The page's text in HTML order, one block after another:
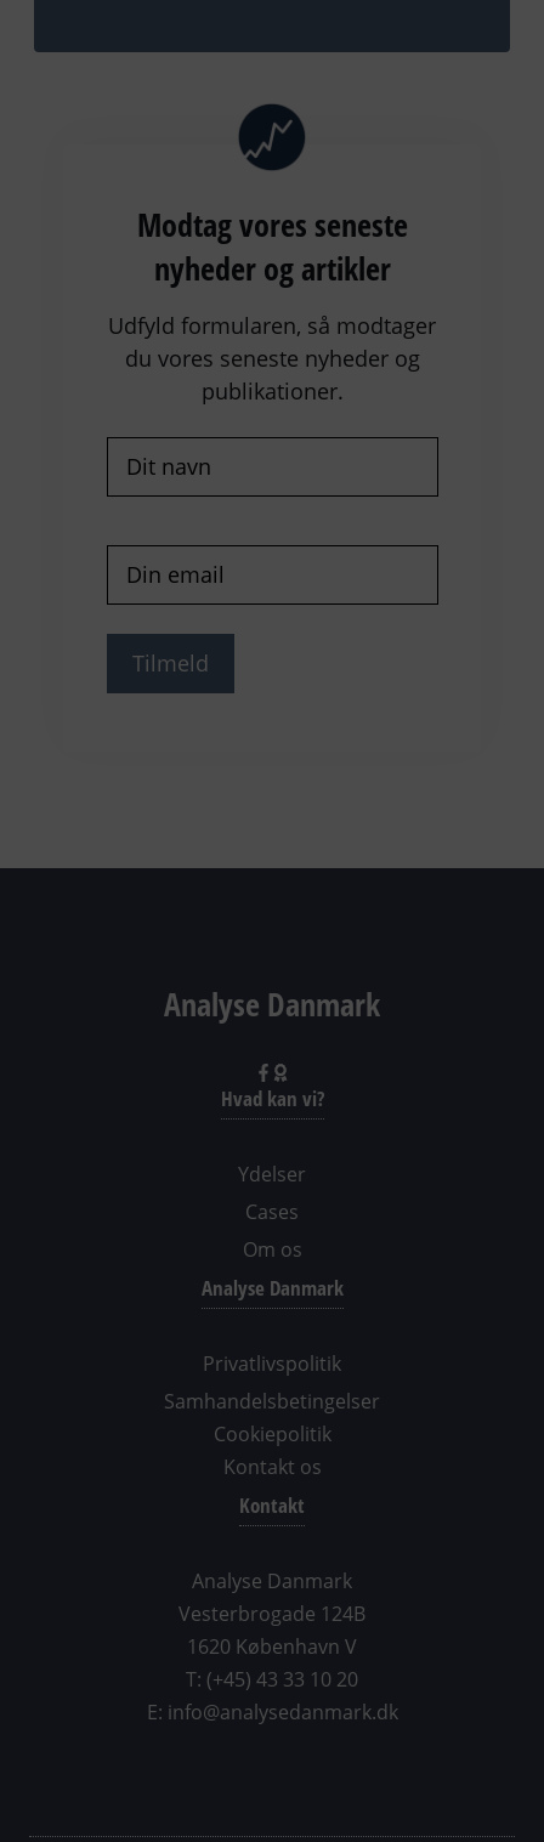
Modtag vores seneste
nyheder og artikler
Udfyld formularen, så modtager
du vores seneste nyheder og
publikationer.
Navn
Analyse Danmark
Hvad kan vi?
Ydelser
Cases
Om os
Analyse Danmark
Privatlivspolitik
Samhandelsbetingelser
Cookiepolitik
Kontakt os
Kontakt
Analyse Danmark
Vesterbrogade 124B
1620 København V
T: (+45) 43 33 10 20
E: info@analysedanmark.dk